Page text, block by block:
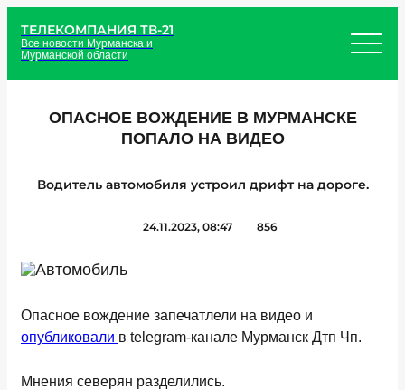
ТЕЛЕКОМПАНИЯ ТВ-21
Все новости Мурманска и
Мурманской области
ОПАСНОЕ ВОЖДЕНИЕ В МУРМАНСКЕ
ПОПАЛО НА ВИДЕО
Водитель автомобиля устроил дрифт на дороге.
24.11.2023, 08:47 856
Опасное вождение запечатлели на видео и
опубликовали в telegram-канале Мурманск Дтп Чп.
Мнения северян разделились.